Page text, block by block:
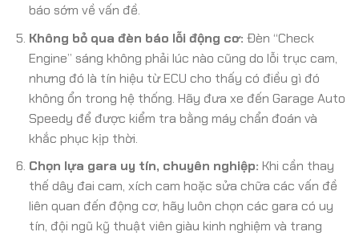
báo sớm về vấn đề.
Không bỏ qua đèn báo lỗi động cơ: Đèn “Check
Engine” sáng không phải lúc nào cũng do lỗi trục cam,
nhưng đó là tín hiệu từ ECU cho thấy có điều gì đó
không ổn trong hệ thống. Hãy đưa xe đến Garage Auto
Speedy để được kiểm tra bằng máy chẩn đoán và
khắc phục kịp thời.
Chọn lựa gara uy tín, chuyên nghiệp: Khi cần thay
thế dây đai cam, xích cam hoặc sửa chữa các vấn đề
liên quan đến động cơ, hãy luôn chọn các gara có uy
tín, đội ngũ kỹ thuật viên giàu kinh nghiệm và trang